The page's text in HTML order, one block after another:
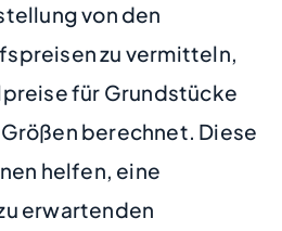
von den
zu vermitteln,
für Grundstücke
berechnet. Diese
helfen, eine
erwartenden